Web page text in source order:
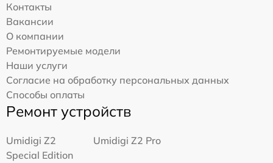
Контакты
Вакансии
О компании
Ремонтируемые модели
Наши услуги
Согласие на обработку персональных данных
Способы оплаты
Ремонт устройств
Umidigi Z2
Special Edition
Umidigi Z2 Pro